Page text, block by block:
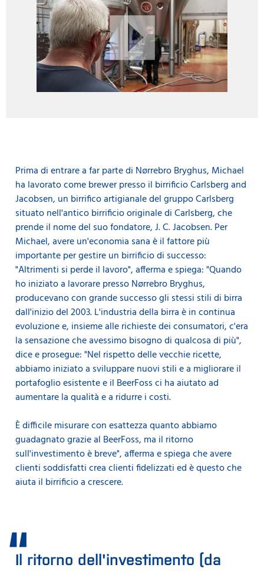
Prima di entrare a far parte di Nørrebro Bryghus, Michael
ha lavorato come brewer presso il birrificio Carlsberg and
Jacobsen, un birrifico artigianale del gruppo Carlsberg
situato nell'antico birrificio originale di Carlsberg, che
prende il nome del suo fondatore, J. C. Jacobsen. Per
Michael, avere un'economia sana è il fattore più
importante per gestire un birrificio di successo:
"Altrimenti si perde il lavoro", afferma e spiega: "Quando
ho iniziato a lavorare presso Nørrebro Bryghus,
producevano con grande successo gli stessi stili di birra
dall'inizio del 2003. L'industria della birra è in continua
evoluzione e, insieme alle richieste dei consumatori, c'era
la sensazione che avessimo bisogno di qualcosa di più",
dice e prosegue: "Nel rispetto delle vecchie ricette,
abbiamo iniziato a sviluppare nuovi stili e a migliorare il
portafoglio esistente e il BeerFoss ci ha aiutato ad
aumentare la qualità e a ridurre i costi.
È difficile misurare con esattezza quanto abbiamo
guadagnato grazie al BeerFoss, ma il ritorno
sull'investimento è breve", afferma e spiega che avere
clienti soddisfatti crea clienti fidelizzati ed è questo che
aiuta il birrificio a crescere.
Il ritorno dell'investimento (da